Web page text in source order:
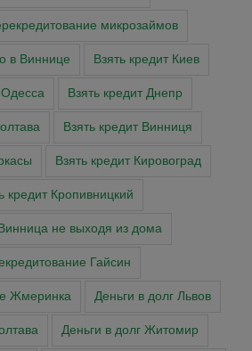
микрозаймов
в Виннице Взять кредит Киев
Одесса Взять кредит Днепр
Взять кредит Винниця
Взять кредит Кировоград
кредит Кропивницкий
не выходя из дома
Гайсин
Жмеринка Деньги в долг Львов
Деньги в долг Житомир